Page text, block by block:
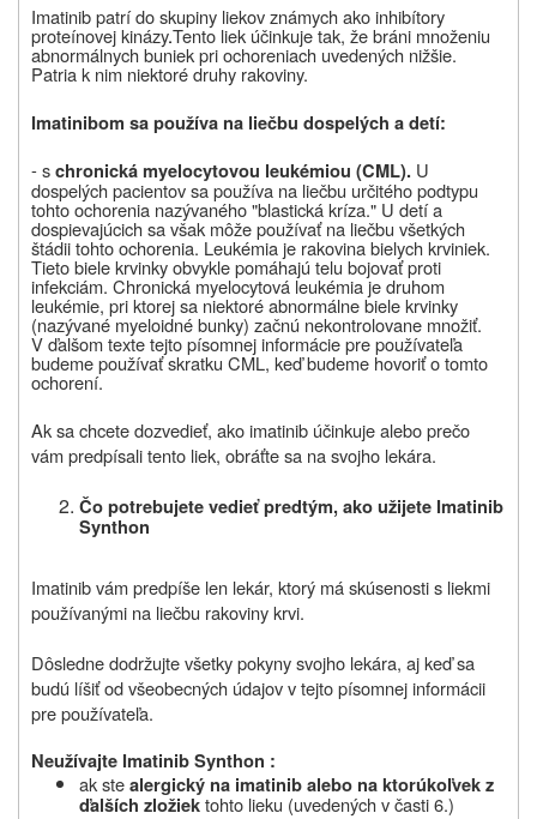
Imatinib patrí do skupiny liekov známych ako inhibítory
proteínovej kinázy.Tento liek účinkuje tak, že bráni množeniu
abnormálnych buniek pri ochoreniach uvedených nižšie.
Patria k nim niektoré druhy rakoviny.
Imatinibom sa používa na liečbu dospelých a detí:
- schronická myelocytovou leukémiou (CML). U
dospelých pacientov sa používa na liečbu určitého podtypu
tohto ochorenia nazývaného "blastická kríza." U detí a
dospievajúcich sa však môže používať na liečbu všetkých
štádii tohto ochorenia. Leukémia je rakovina bielych krviniek.
Tieto biele krvinky obvykle pomáhajú telu bojovať proti
infekciám. Chronická myelocytová leukémia je druhom
leukémie, pri ktorej sa niektoré abnormálne biele krvinky
(nazývané myeloidné bunky) začnú nekontrolovane množiť.
V ďalšom textetejto písomnej informácie pre používateľa
budeme používať skratku CML, keď budeme hovoriť o tomto
ochorení.
Ak sa chcete dozvedieť, ako imatinib účinkuje alebo prečo
vám predpísali tento liek, obráťte sa na svojho lekára.
Čo potrebujete vedieť predtým, ako užijete Imatinib
Synthon
Imatinib vám predpíše len lekár, ktorý má skúsenosti s liekmi
používanými na liečbu rakoviny krvi.
Dôsledne dodržujte všetky pokyny svojho lekára, aj keď sa
budú líšiť od všeobecných údajov v tejto písomnej informácii
pre používateľa.
Neužívajte Imatinib Synthon :
ak stealergický na imatinib alebo na ktorúkoľvek z
ďalších zložiektohto lieku (uvedených v časti 6.)